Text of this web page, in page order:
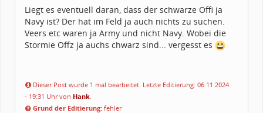
Legion-ID:
15469
Squad-Zugehörigkeit:WSQ
Kostüme:
Im Profil...
Liegt es eventuell daran, dass der schwarze Offi ja
Navy ist? Der hat im Feld ja auch nichts zu suchen.
Veers etc waren ja Army und nicht Navy. Wobei die
Stormie Offz ja auchs chwarz sind... vergesst es
Dieser Post wurde 1 mal bearbeitet. Letzte Editierung: 06.11.2024
- 19:31 Uhr von Hank
Grund der Editierung: fehler